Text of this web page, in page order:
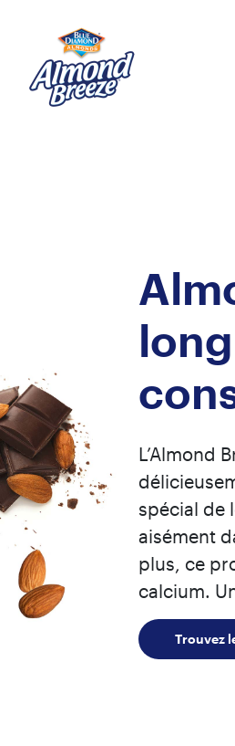
Almond Breeze
L’Almond
spécial de
aisément
plus, ce
calcium.
Trouvez